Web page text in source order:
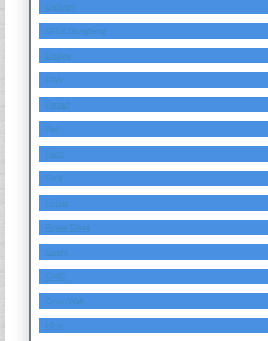
Delivery
DFSK Dongfeng
Dodge
FAW
Ferrari
Fiat
Fiath
Ford
Foton
Fuyao Glass
Geely
GMC
GreatWall
Hino